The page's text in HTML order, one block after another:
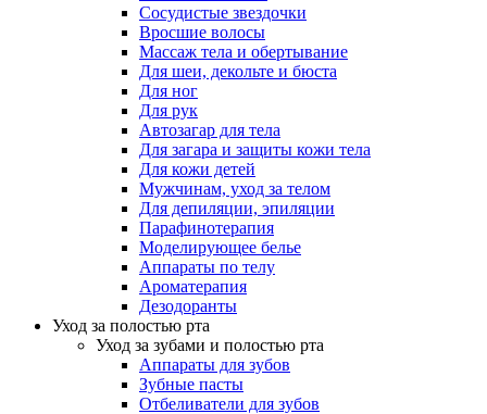
Сосудистые звездочки
Вросшие волосы
Массаж тела и обертывание
Для шеи, декольте и бюста
Для ног
Для рук
Автозагар для тела
Для загара и защиты кожи тела
Для кожи детей
Мужчинам, уход за телом
Для депиляции, эпиляции
Парафинотерапия
Моделирующее белье
Аппараты по телу
Ароматерапия
Дезодоранты
Уход за полостью рта
Уход за зубами и полостью рта
Аппараты для зубов
Зубные пасты
Отбеливатели для зубов